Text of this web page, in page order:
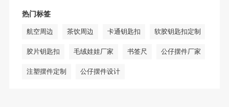
热门标签
航空周边 茶饮周边 卡通钥匙扣 软胶钥匙扣定制
胶片钥匙扣 毛绒娃娃厂家 书签尺 公仔摆件厂家
注塑摆件定制 公仔摆件设计